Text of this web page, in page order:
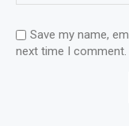
Save my name,
next time I comment.